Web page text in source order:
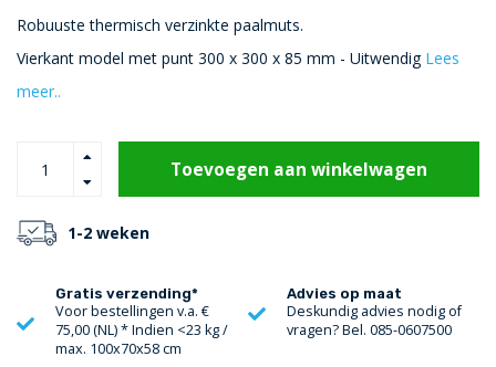
Robuuste thermisch verzinkte paalmuts.
Vierkant model met punt 300 x 300 x 85 mm - Uitwendig Lees
meer..
Toevoegen aan winkelwagen
1-2 weken
Gratis verzending*
Voor bestellingen v.a. €
75,00 (NL) * Indien <23 kg /
max. 100x70x58 cm
Advies op maat
Deskundig advies nodig of
vragen? Bel. 085-0607500